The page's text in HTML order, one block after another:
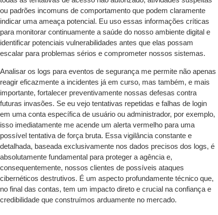
ou padrões incomuns de comportamento que podem claramente
indicar uma ameaça potencial. Eu uso essas informações críticas
para monitorar continuamente a saúde do nosso ambiente digital e
identificar potenciais vulnerabilidades antes que elas possam
escalar para problemas sérios e comprometer nossos sistemas.
Analisar os logs para eventos de segurança me permite não apenas
reagir eficazmente a incidentes já em curso, mas também, e mais
importante, fortalecer preventivamente nossas defesas contra
futuras invasões. Se eu vejo tentativas repetidas e falhas de login
em uma conta específica de usuário ou administrador, por exemplo,
isso imediatamente me acende um alerta vermelho para uma
possível tentativa de força bruta. Essa vigilância constante e
detalhada, baseada exclusivamente nos dados precisos dos logs, é
absolutamente fundamental para proteger a agência e,
consequentemente, nossos clientes de possíveis ataques
cibernéticos destrutivos. É um aspecto profundamente técnico que,
no final das contas, tem um impacto direto e crucial na confiança e
credibilidade que construímos arduamente no mercado.